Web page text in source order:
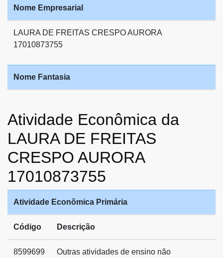
Nome Empresarial
LAURA DE FREITAS CRESPO AURORA
17010873755
Nome Fantasia
Atividade Econômica da
LAURA DE FREITAS
CRESPO AURORA
17010873755
Atividade Econômica Primária
Código Descrição
8599699
Outras atividades de ensino não